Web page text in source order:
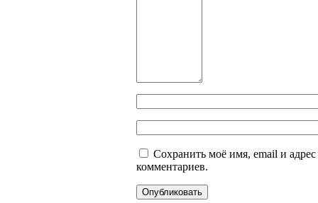
Сохранить моё имя, email и
комментариев.